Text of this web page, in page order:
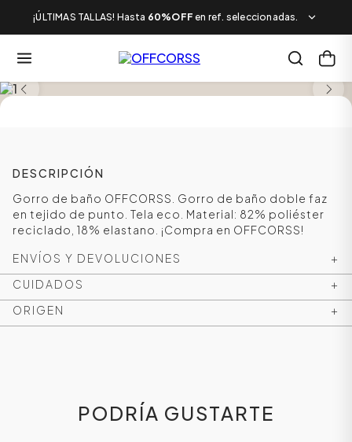
¡ÚLTIMAS TALLAS! Hasta 60%OFF en ref. seleccionadas.
DESCRIPCIÓN
Gorro de baño OFFCORSS. Gorro de baño doble faz
en tejido de punto. Tela eco. Material: 82% poliéster
reciclado, 18% elastano. ¡Compra en OFFCORSS!
ENVÍOS Y DEVOLUCIONES
+
CUIDADOS
+
ORIGEN
+
PODRÍA GUSTARTE